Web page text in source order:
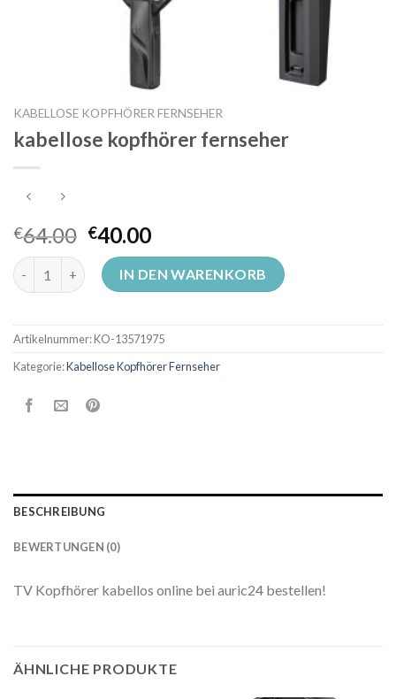
KABELLOSE KOPFHÖRER FERNSEHER
kabellose kopfhörer fernseher
€64.00 €40.00
kabellose kopfhörer fernseher Menge
IN DEN WARENKORB
Artikelnummer:KO-13571975
Kategorie:Kabellose Kopfhörer Fernseher
BESCHREIBUNG
BEWERTUNGEN (0)
TV Kopfhörer kabellos online bei auric24 bestellen!
ÄHNLICHE PRODUKTE